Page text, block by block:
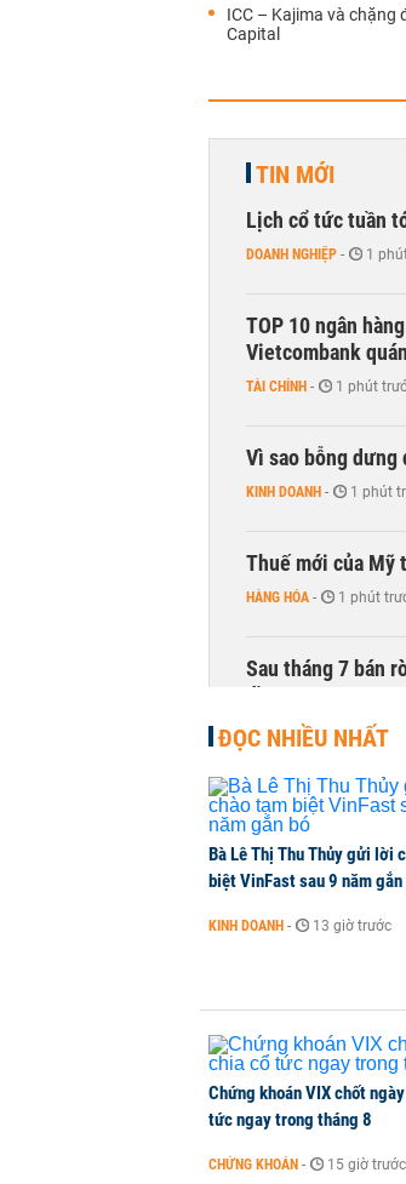
ICC – Kajima và chặng
Capital
TIN MỚI
Lịch cổ tức tuần
DOANH NGHIỆP - 1
TOP 10 ngân
Vietcombank
TÀI CHÍNH - 1 phút
Vì sao bỗng
KINH DOANH - 1 phút
Thuế mới của Mỹ
HÀNG HÓA - 1 phút
Sau tháng 7 bán
đồng
CHỨNG KHOÁN - 1
ĐỌC NHIỀU NHẤT
Bà Lê Thị Thu Thủy gửi lời
biệt VinFast sau 9 năm gắn
KINH DOANH - 13 giờ trước
Chứng khoán VIX chốt
tức ngay trong tháng 8
CHỨNG KHOÁN - 15 giờ trước